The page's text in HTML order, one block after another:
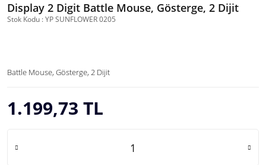
Display 2 Digit Battle Mouse, Gösterge, 2 Dijit
Stok Kodu : YP SUNFLOWER 0205
Battle Mouse, Gösterge, 2 Dijit
1.199,73 TL